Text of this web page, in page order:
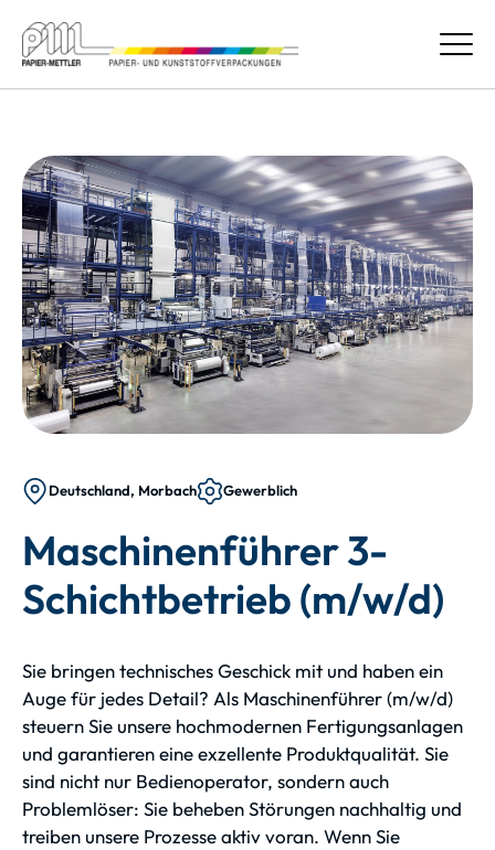
Deutschland, Morbach Gewerblich
Maschinenführer 3-
Schichtbetrieb (m/w/d)
Sie bringen technisches Geschick mit und haben ein
Auge für jedes Detail? Als Maschinenführer (m/w/d)
steuern Sie unsere hochmodernen Fertigungsanlagen
und garantieren eine exzellente Produktqualität. Sie
sind nicht nur Bedienoperator, sondern auch
Problemlöser: Sie beheben Störungen nachhaltig und
treiben unsere Prozesse aktiv voran. Wenn Sie